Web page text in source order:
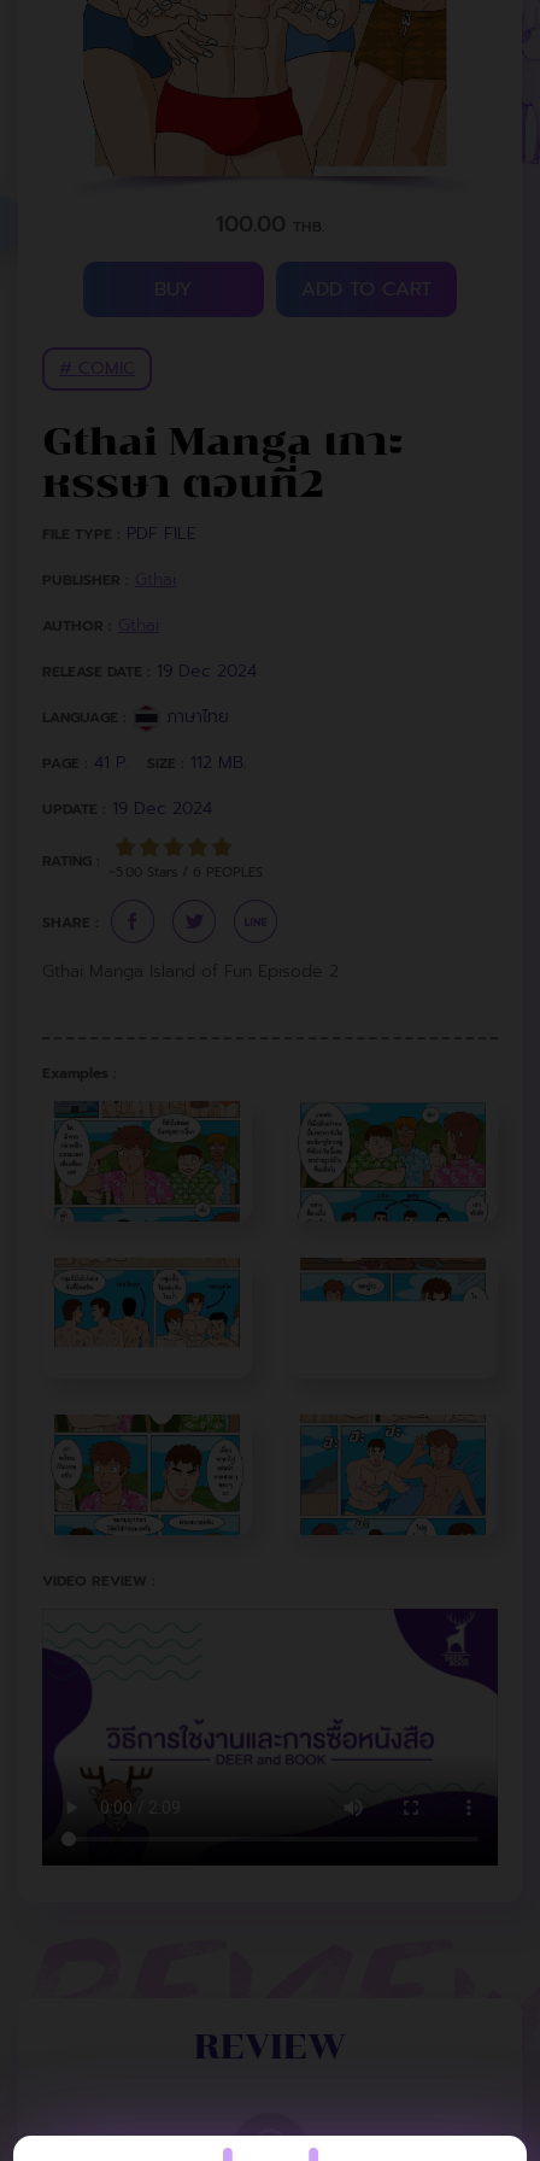
100.00 THB.
ADD TO CART
Gthai Manga เกาะ
หรรษา ตอนที่2
FILE TYPE : PDF FILE
PUBLISHER :
AUTHOR :
RELEASE DATE : 19 Dec 2024
LANGUAGE : ภาษาไทย
PAGE : 41 P. SIZE : 112 MB.
UPDATE : 19 Dec 2024
RATING :
~5.00 Stars / 6 PEOPLES
SHARE :
Gthai Manga Island of Fun Episode 2
Examples :
VIDEO REVIEW :
REVIEW